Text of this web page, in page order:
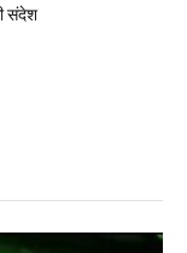
संदेश